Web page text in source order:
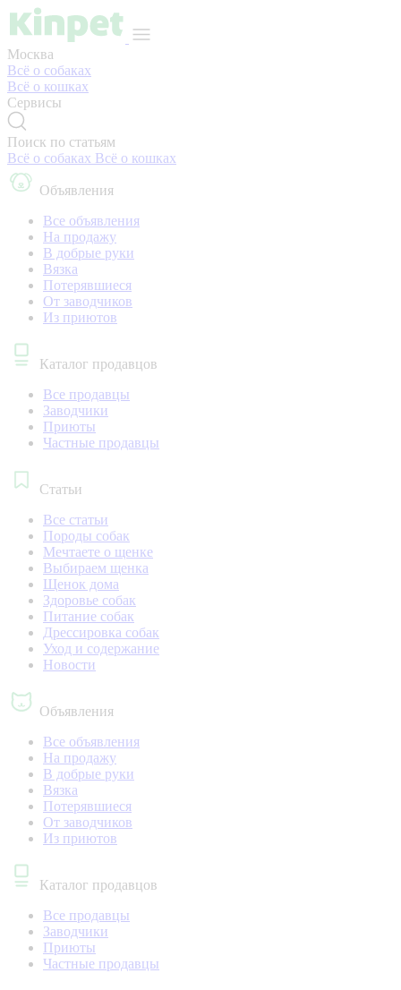
Москва
Всё о собаках
Всё о кошках
Сервисы
Поиск по статьям
Всё о собаках Всё о кошках
Объявления
Все объявления
На продажу
В добрые руки
Вязка
Потерявшиеся
От заводчиков
Из приютов
Каталог продавцов
Все продавцы
Заводчики
Приюты
Частные продавцы
Статьи
Все статьи
Породы собак
Мечтаете о щенке
Выбираем щенка
Щенок дома
Здоровье собак
Питание собак
Дрессировка собак
Уход и содержание
Новости
Объявления
Все объявления
На продажу
В добрые руки
Вязка
Потерявшиеся
От заводчиков
Из приютов
Каталог продавцов
Все продавцы
Заводчики
Приюты
Частные продавцы